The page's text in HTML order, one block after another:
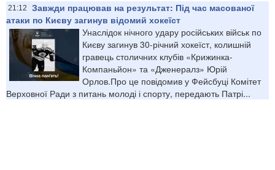
21:12
Завжди працював на результат: Під час масованої
атаки по Києву загинув відомий хокеїст
Унаслідок нічного удару російських військ по
Києву загинув 30-річний хокеїст, колишній
гравець столичних клубів «Крижинка-
Компаньйон» та «Дженералз» Юрій
Орлов.Про це повідомив у Фейсбуці Комітет
Верховної Ради з питань молоді і спорту, передають Патрі...